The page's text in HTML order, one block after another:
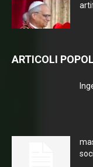
ARTICOLI